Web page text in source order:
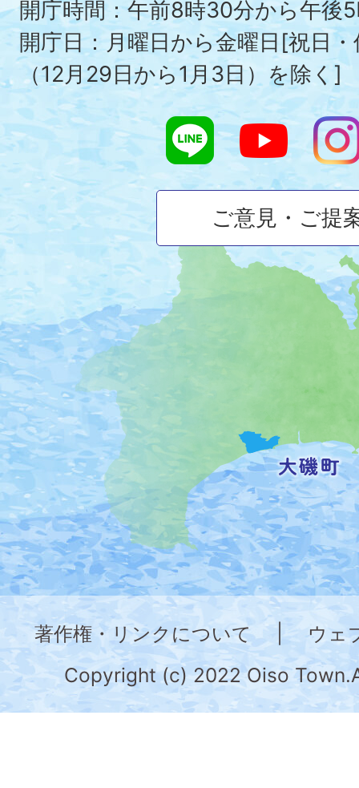
磯
町
の
位
置
を
記
し
た
地
図。
神
奈
川
県
の
開庁時間：午前8時30分から午後
開庁日：月曜日から金曜日[祝日
（12月29日から1月3日）を除く]
ご意見・ご提
著作権・リンクについて
ウェ
Copyright (c) 2022 Oiso